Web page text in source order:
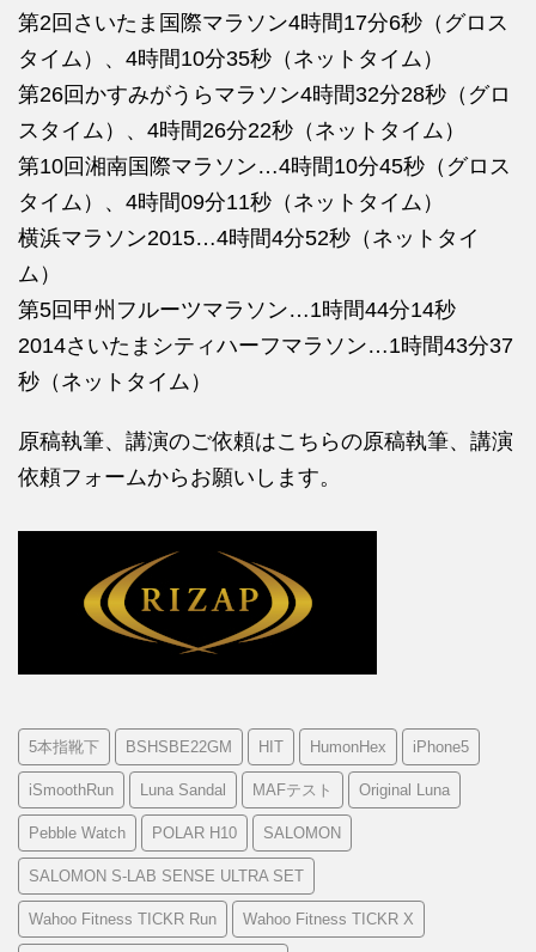
第2回さいたま国際マラソン4時間17分6秒（グロス
タイム）、4時間10分35秒（ネットタイム）
第26回かすみがうらマラソン4時間32分28秒（グロ
スタイム）、4時間26分22秒（ネットタイム）
第10回湘南国際マラソン…4時間10分45秒（グロス
タイム）、4時間09分11秒（ネットタイム）
横浜マラソン2015…4時間4分52秒（ネットタイ
ム）
第5回甲州フルーツマラソン…1時間44分14秒
2014さいたまシティハーフマラソン…1時間43分37
秒（ネットタイム）
原稿執筆、講演のご依頼はこちらの原稿執筆、講演
依頼フォームからお願いします。
5本指靴下 BSHSBE22GM HIT HumonHex iPhone5
iSmoothRun Luna Sandal MAFテスト Original Luna
Pebble Watch POLAR H10 SALOMON
SALOMON S-LAB SENSE ULTRA SET
Wahoo Fitness TICKR Run Wahoo Fitness TICKR X